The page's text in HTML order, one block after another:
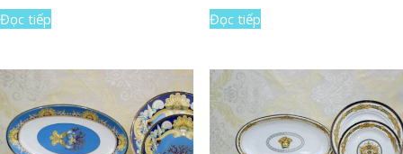
Đọc tiếp Đọc tiếp